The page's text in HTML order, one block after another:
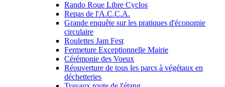
Rando Roue Libre Cyclos
Repas de l'A.C.C.A.
Grande enquête sur les pratiques d'économie
circulaire
Roulettes Jam Fest
Fermeture Exceptionnelle Mairie
Cérémonie des Voeux
Réouverture de tous les parcs à végétaux en
déchetteries